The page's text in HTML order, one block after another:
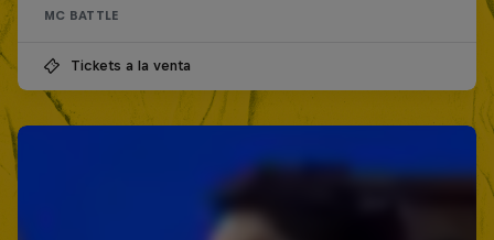
MC BATTLE
Tickets a la venta